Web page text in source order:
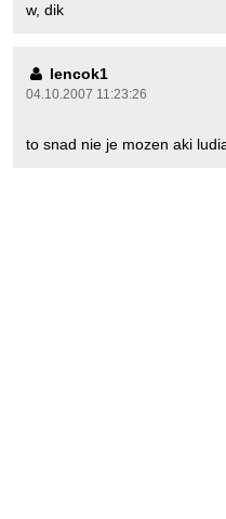
w, dik
lencok1
04.10.2007 11:23:26
to snad nie je mozen aki